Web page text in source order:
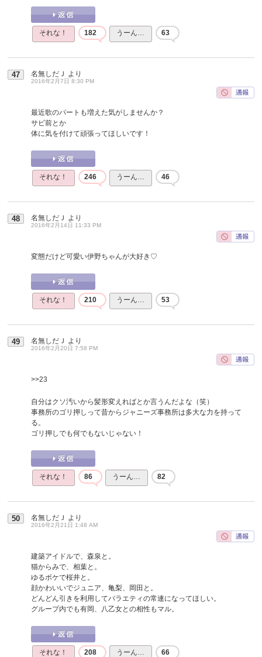
それな！ 182 うーん… 63
47 名無しだＪ より
2016年2月7日 8:30 PM
最近歌のパートも増えた気がしませんか？
サビ前とか
体に気を付けて頑張ってほしいです！
それな！ 246 うーん… 46
48 名無しだＪ より
2016年2月14日 11:33 PM
変態だけど可愛い伊野ちゃんが大好き♡
それな！ 210 うーん… 53
49 名無しだＪ より
2016年2月20日 7:58 PM
>>23
自分はクソ汚いから髪形変えればとか言うんだよな（笑）
事務所のゴリ押しって昔からジャニーズ事務所は多大な力を持って
る。
ゴリ押しでも何でもないじゃない！
それな！ 86 うーん… 82
50 名無しだＪ より
2016年2月21日 1:48 AM
建築アイドルで、森泉と。
猫からみで、相葉と。
ゆるボケで桜井と。
顔かわいいでジュニア、亀梨、岡田と。
どんどん引きを利用してバラエティの常連になってほしい。
グループ内でも有岡、八乙女との相性もマル。
それな！ 208 うーん… 66